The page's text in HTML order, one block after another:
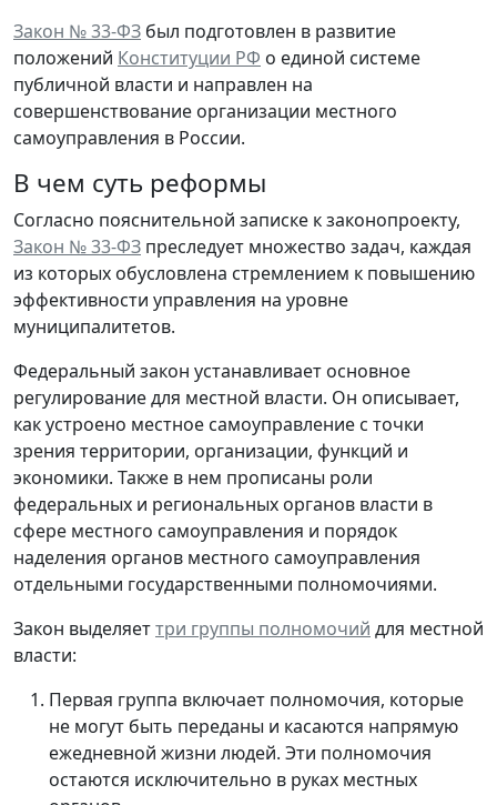
Закон № 33-ФЗ был подготовлен в развитие
положений Конституции РФ о единой системе
публичной власти и направлен на
совершенствование организации местного
самоуправления в России.
В чем суть реформы
Согласно пояснительной записке к законопроекту,
Закон № 33-ФЗ преследует множество задач, каждая
из которых обусловлена стремлением к повышению
эффективности управления на уровне
муниципалитетов.
Федеральный закон устанавливает основное
регулирование для местной власти. Он описывает,
как устроено местное самоуправление с точки
зрения территории, организации, функций и
экономики. Также в нем прописаны роли
федеральных и региональных органов власти в
сфере местного самоуправления и порядок
наделения органов местного самоуправления
отдельными государственными полномочиями.
Закон выделяеттри группы полномочий для местной
власти:
Первая группа включает полномочия, которые
не могут быть переданы и касаются напрямую
ежедневной жизни людей. Эти полномочия
остаются исключительно в руках местных